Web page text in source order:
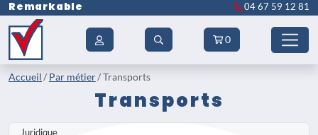
Remarkable 04 67 59 12 81
0
Accueil Par métier Transports
Transports
Juridique